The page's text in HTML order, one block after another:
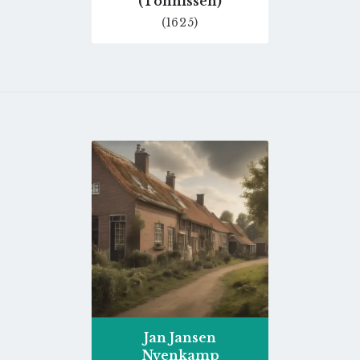
(1625)
Go
to
profile
page
Jan Jansen
Nyenkamp